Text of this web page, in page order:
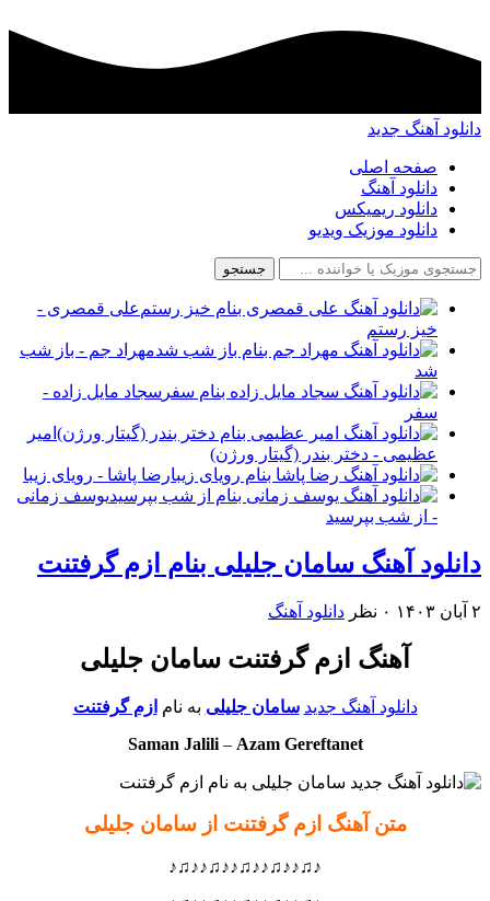
دانلود آهنگ جدید
صفحه اصلی
دانلود آهنگ
دانلود ریمیکس
دانلود موزیک ویدیو
جستجو
علی قمصری -
خیز رستم
مهراد جم - باز شب
شد
سجاد مایل زاده -
سفر
امیر
عظیمی - دختر بندر (گیتار ورژن)
رضا پاشا - رویای زیبا
یوسف زمانی
- از شب بپرسید
دانلود آهنگ سامان جلیلی بنام ازم گرفتنت
۲ آبان ۱۴۰۳ ۰ نظر دانلود آهنگ
آهنگ ازم گرفتنت سامان جلیلی
دانلود آهنگ جدید سامان جلیلی به نام ازم گرفتنت
Saman Jalili– Azam Gereftanet
متن آهنگ ازم گرفتنت از سامان جلیلی
♪♫♪♪♫♪♪♫♪♪♫♪♪♫♪